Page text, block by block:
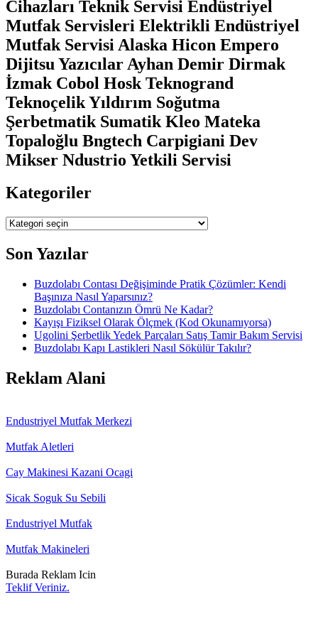
Cihazları Teknik Servisi Endüstriyel
Mutfak Servisleri Elektrikli Endüstriyel
Mutfak Servisi Alaska Hicon Empero
Dijitsu Yazıcılar Ayhan Demir Dirmak
İzmak Cobol Hosk Teknogrand
Teknoçelik Yıldırım Soğutma
Şerbetmatik Sumatik Kleo Mateka
Topaloğlu Bngtech Carpigiani Dev
Mikser Ndustrio Yetkili Servisi
Kategoriler
Kategoriler
Son Yazılar
Buzdolabı Contası Değişiminde Pratik Çözümler: Kendi
Başınıza Nasıl Yaparsınız?
Buzdolabı Contanızın Ömrü Ne Kadar?
Kayışı Fiziksel Olarak Ölçmek (Kod Okunamıyorsa)
Ugolini Şerbetlik Yedek Parçaları Satış Tamir Bakım Servisi
Buzdolabı Kapı Lastikleri Nasıl Sökülür Takılır?
Reklam Alani
Endustriyel Mutfak Merkezi
Mutfak Aletleri
Cay Makinesi Kazani Ocagi
Sicak Soguk Su Sebili
Endustriyel Mutfak
Mutfak Makineleri
Burada Reklam Icin
Teklif Veriniz.